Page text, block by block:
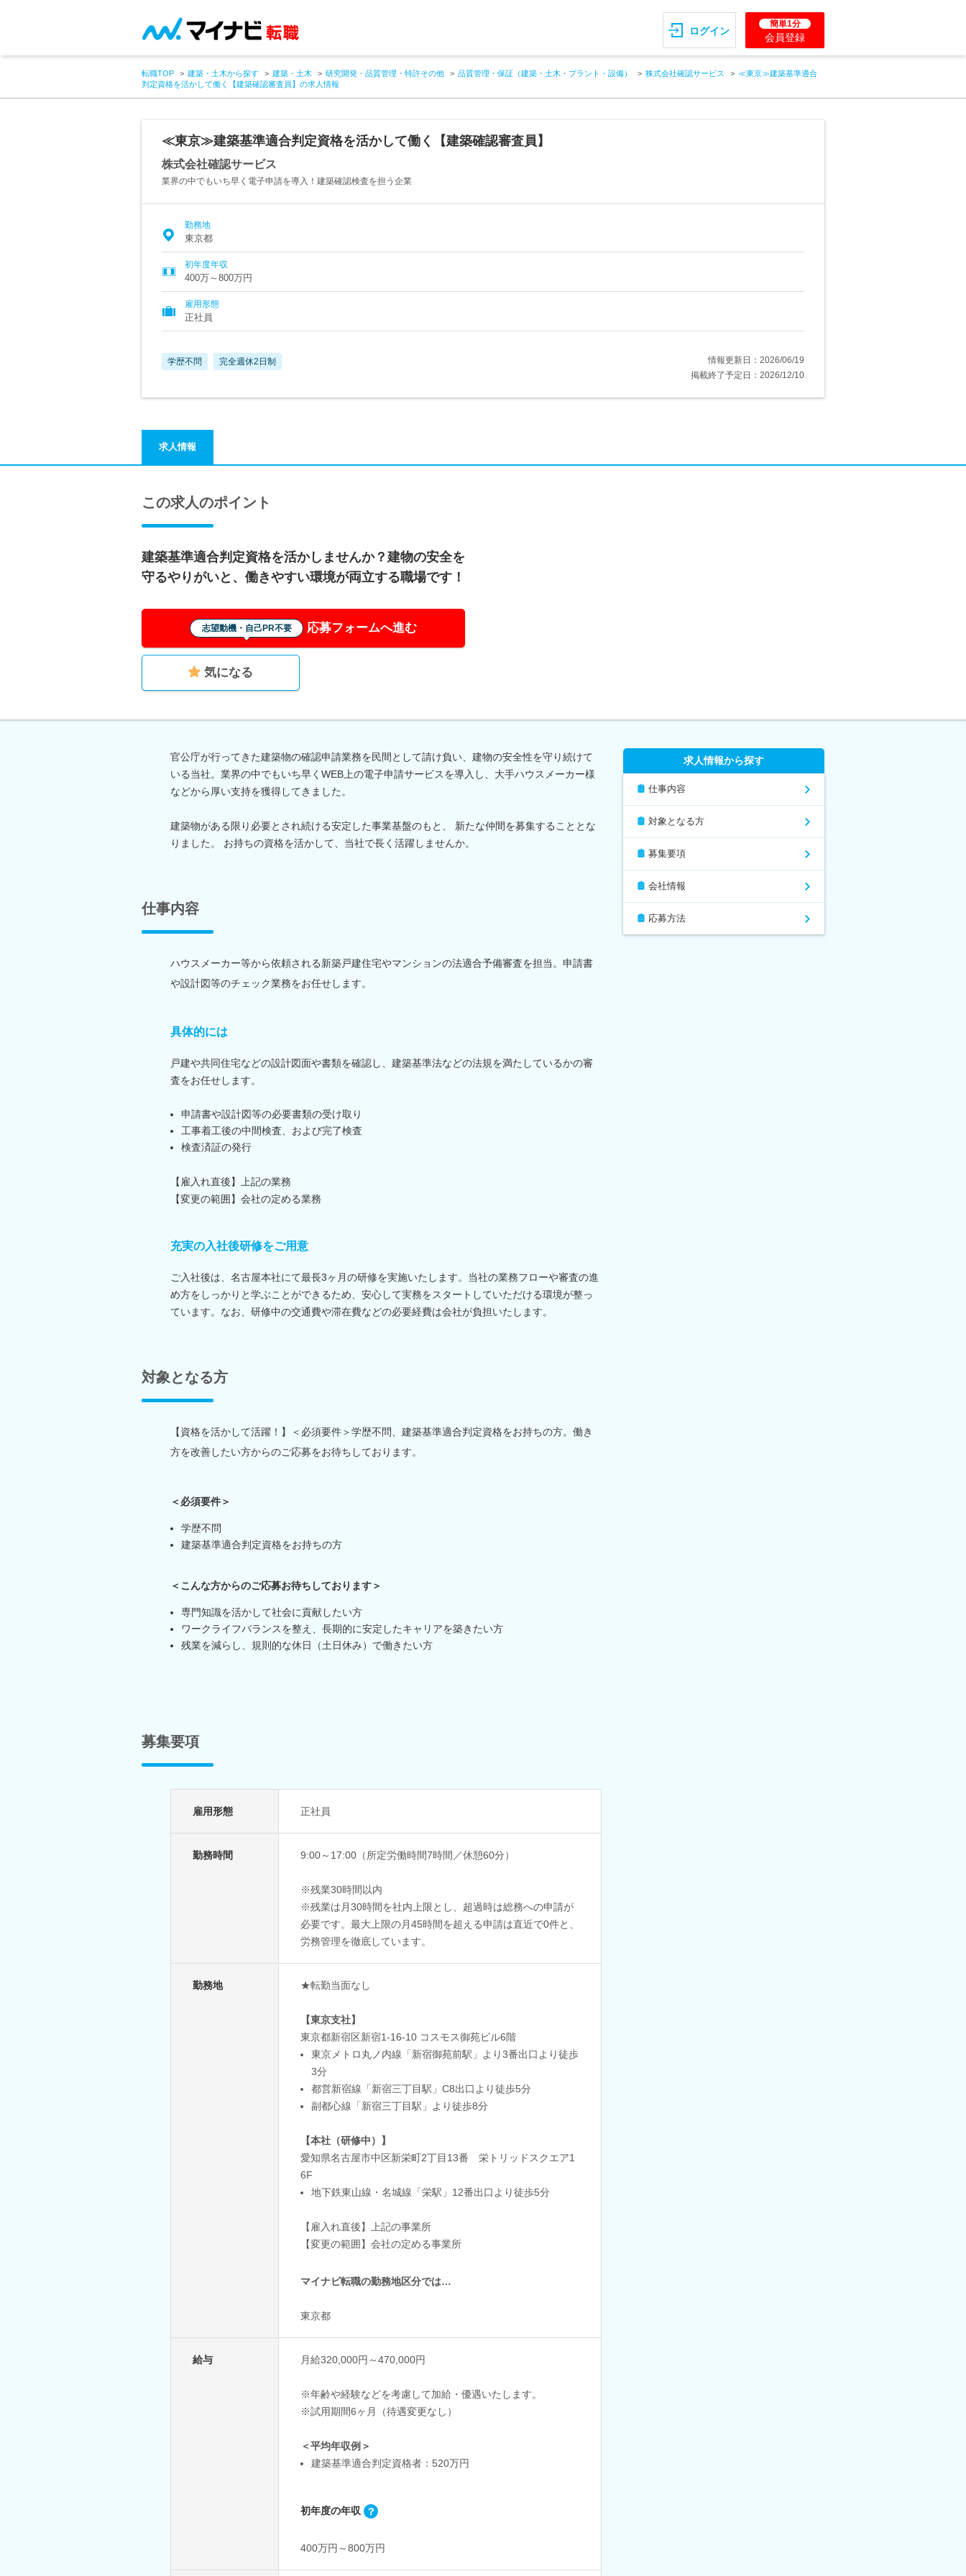
ログイン
簡単1分
会員登録
転職TOP 建築・土木から探す 建築・土木 研究開発・品質管理・特許その他 品質管理・保証（建築・土木・プラント・設備） 株式会社確認サービス
≪東京≫建築基準適合
判定資格を活かして働く【建築確認審査員】の求人情報
≪東京≫建築基準適合判定資格を活かして働く【建築確認審査員】
株式会社確認サービス
業界の中でもいち早く電子申請を導入！建築確認検査を担う企業
勤務地
東京都
初年度年収
400万～800万円
雇用形態
正社員
学歴不問 完全週休2日制
情報更新日：2026/06/19
掲載終了予定日：2026/12/10
求人情報
この求人のポイント
建築基準適合判定資格を活かしませんか？建物の安全を
守るやりがいと、働きやすい環境が両立する職場です！
志望動機・自己PR不要 応募フォームへ進む
気になる
官公庁が行ってきた建築物の確認申請業務を民間として請け負い、建物の安全性を守り続けて
いる当社。業界の中でもいち早くWEB上の電子申請サービスを導入し、大手ハウスメーカー様
などから厚い支持を獲得してきました。
建築物がある限り必要とされ続ける安定した事業基盤のもと、 新たな仲間を募集することとな
りました。 お持ちの資格を活かして、当社で長く活躍しませんか。
仕事内容
ハウスメーカー等から依頼される新築戸建住宅やマンションの法適合予備審査を担当。申請書
や設計図等のチェック業務をお任せします。
具体的には
戸建や共同住宅などの設計図面や書類を確認し、建築基準法などの法規を満たしているかの審
査をお任せします。
申請書や設計図等の必要書類の受け取り
工事着工後の中間検査、および完了検査
検査済証の発行
【雇入れ直後】上記の業務
【変更の範囲】会社の定める業務
充実の入社後研修をご用意
ご入社後は、名古屋本社にて最長3ヶ月の研修を実施いたします。当社の業務フローや審査の進
め方をしっかりと学ぶことができるため、安心して実務をスタートしていただける環境が整っ
ています。なお、研修中の交通費や滞在費などの必要経費は会社が負担いたします。
対象となる方
【資格を活かして活躍！】＜必須要件＞学歴不問、建築基準適合判定資格をお持ちの方。働き
方を改善したい方からのご応募をお待ちしております。
＜必須要件＞
学歴不問
建築基準適合判定資格をお持ちの方
＜こんな方からのご応募お待ちしております＞
専門知識を活かして社会に貢献したい方
ワークライフバランスを整え、長期的に安定したキャリアを築きたい方
残業を減らし、規則的な休日（土日休み）で働きたい方
募集要項
雇用形態 正社員
勤務時間 9:00～17:00（所定労働時間7時間／休憩60分）
※残業30時間以内
※残業は月30時間を社内上限とし、超過時は総務への申請が
必要です。最大上限の月45時間を超える申請は直近で0件と、
労務管理を徹底しています。
勤務地 ★転勤当面なし
【東京支社】
東京都新宿区新宿1-16-10 コスモス御苑ビル6階
東京メトロ丸ノ内線「新宿御苑前駅」より3番出口より徒歩
3分
都営新宿線「新宿三丁目駅」C8出口より徒歩5分
副都心線「新宿三丁目駅」より徒歩8分
【本社（研修中）】
愛知県名古屋市中区新栄町2丁目13番 栄トリッドスクエア1
6F
地下鉄東山線・名城線「栄駅」12番出口より徒歩5分
【雇入れ直後】上記の事業所
【変更の範囲】会社の定める事業所
マイナビ転職の勤務地区分では…
東京都
給与 月給320,000円～470,000円
※年齢や経験などを考慮して加給・優遇いたします。
※試用期間6ヶ月（待遇変更なし）
＜平均年収例＞
建築基準適合判定資格者：520万円
初年度の年収
400万円～800万円
求人情報から探す
仕事内容
対象となる方
募集要項
会社情報
応募方法